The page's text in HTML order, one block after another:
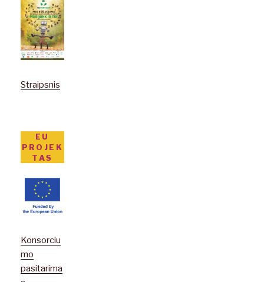
Straipsnis
EU
PROJEK
TAS
Konsorciu
mo
pasitarima